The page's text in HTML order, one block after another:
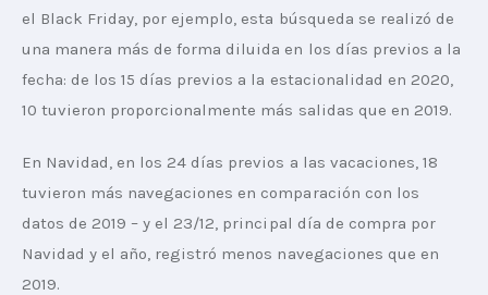
el Black Friday, por ejemplo, esta búsqueda se realizó de
una manera más de forma diluida en los días previos a la
fecha: de los 15 días previos a la estacionalidad en 2020,
10 tuvieron proporcionalmente más salidas que en 2019.
En Navidad, en los 24 días previos a las vacaciones, 18
tuvieron más navegaciones en comparación con los
datos de 2019 – y el 23/12, principal día de compra por
Navidad y el año, registró menos navegaciones que en
2019.